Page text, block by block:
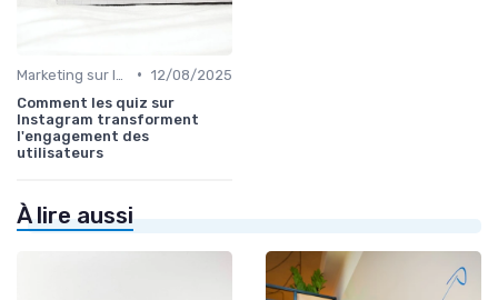
• 12/08/2025
Comment les quiz sur
Instagram transforment
l'engagement des
utilisateurs
À lire aussi